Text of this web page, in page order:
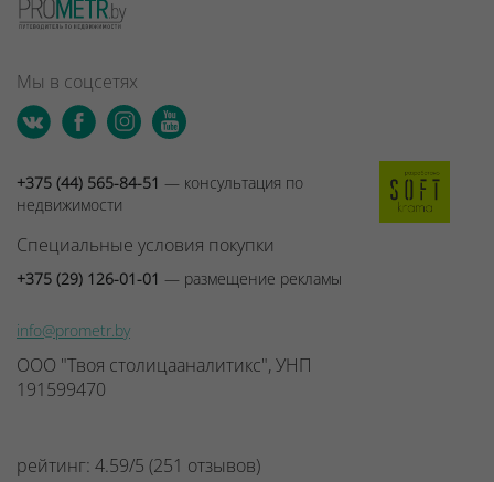
Мы в соцсетях
+375 (44) 565-84-51 — консультация по
недвижимости
Специальные условия покупки
+375 (29) 126-01-01 — размещение рекламы
info@prometr.by
ООО "Твоя столицааналитикс", УНП
191599470
рейтинг: 4.59/5 (251 отзывов)